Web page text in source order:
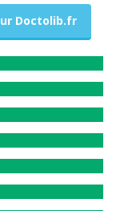
Doctolib.fr